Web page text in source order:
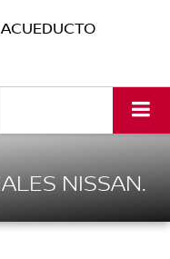
NISSAN.